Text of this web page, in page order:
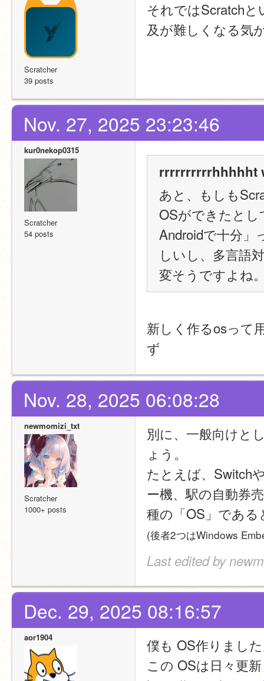
Scratcher
39 posts
それではScratch
及が難しくなる気
Nov. 27, 2025 23:23:46
kur0nekop0315
Scratcher
54 posts
rrrrrrrrrrhhhhht
あと、もしも
OSができたとし
Androidで十分」
しいし、多言語
変そうですよね
新しく作るosって
ず
Nov. 28, 2025 06:08:28
newmomizi_txt
Scratcher
1000+ posts
別に、一般向けと
ょう。
たとえば、Switch
ー機、駅の自動券
種の「OS」であ
(後者2つはWindows
Last edited by
Dec. 29, 2025 08:16:57
aor1904
僕も OS作りまし
この OSは日々更